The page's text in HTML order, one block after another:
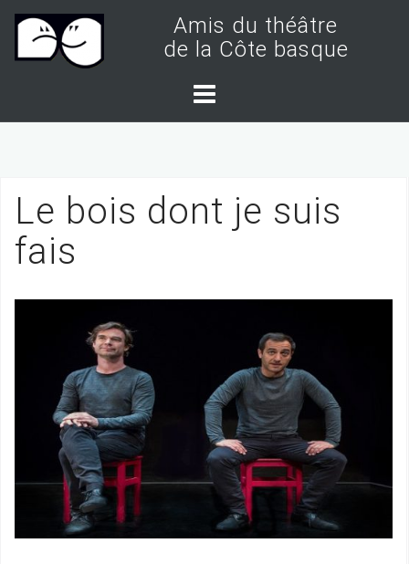
t
Amis du théâtre
de la Côte basque
Le bois dont je suis
fais